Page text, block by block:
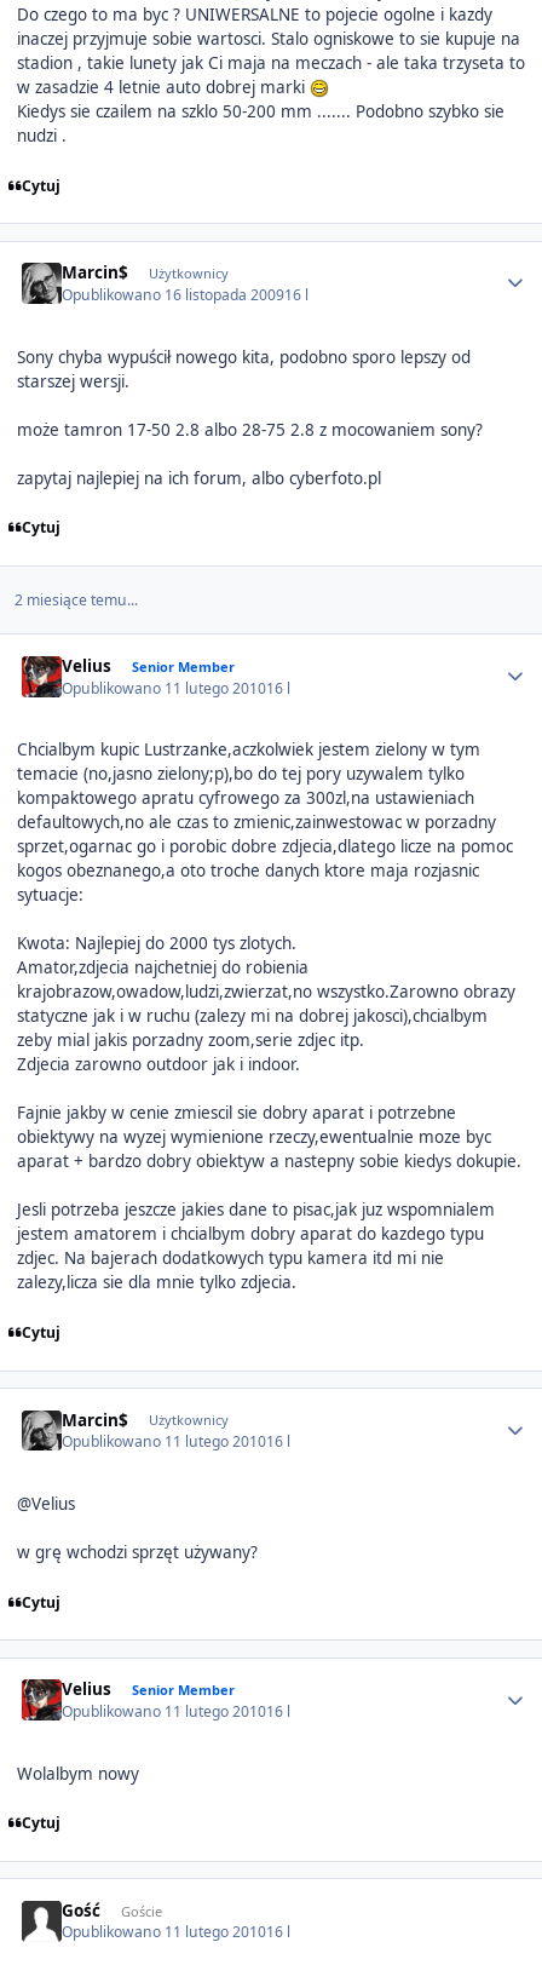
Do czego to ma byc ? UNIWERSALNE to pojecie ogolne i kazdy
inaczej przyjmuje sobie wartosci. Stalo ogniskowe to sie kupuje na
stadion , takie lunety jak Ci maja na meczach - ale taka trzyseta to
w zasadzie 4 letnie auto dobrej marki
Kiedys sie czailem na szklo 50-200 mm ....... Podobno szybko sie
nudzi .
Cytuj
Marcin$ Użytkownicy
Opublikowano 16 listopada 200916 l
Sony chyba wypuścił nowego kita, podobno sporo lepszy od
starszej wersji.
może tamron 17-50 2.8 albo 28-75 2.8 z mocowaniem sony?
zapytaj najlepiej na ich forum, albo cyberfoto.pl
Cytuj
2 miesiące temu...
Velius Senior Member
Opublikowano 11 lutego 201016 l
Chcialbym kupic Lustrzanke,aczkolwiek jestem zielony w tym
temacie (no,jasno zielony;p),bo do tej pory uzywalem tylko
kompaktowego apratu cyfrowego za 300zl,na ustawieniach
defaultowych,no ale czas to zmienic,zainwestowac w porzadny
sprzet,ogarnac go i porobic dobre zdjecia,dlatego licze na pomoc
kogos obeznanego,a oto troche danych ktore maja rozjasnic
sytuacje:
Kwota: Najlepiej do 2000 tys zlotych.
Amator,zdjecia najchetniej do robienia
krajobrazow,owadow,ludzi,zwierzat,no wszystko.Zarowno obrazy
statyczne jak i w ruchu (zalezy mi na dobrej jakosci),chcialbym
zeby mial jakis porzadny zoom,serie zdjec itp.
Zdjecia zarowno outdoor jak i indoor.
Fajnie jakby w cenie zmiescil sie dobry aparat i potrzebne
obiektywy na wyzej wymienione rzeczy,ewentualnie moze byc
aparat + bardzo dobry obiektyw a nastepny sobie kiedys dokupie.
Jesli potrzeba jeszcze jakies dane to pisac,jak juz wspomnialem
jestem amatorem i chcialbym dobry aparat do kazdego typu
zdjec. Na bajerach dodatkowych typu kamera itd mi nie
zalezy,licza sie dla mnie tylko zdjecia.
Cytuj
Marcin$ Użytkownicy
Opublikowano 11 lutego 201016 l
@Velius
w grę wchodzi sprzęt używany?
Cytuj
Velius Senior Member
Opublikowano 11 lutego 201016 l
Wolalbym nowy
Cytuj
Gość Goście
Opublikowano 11 lutego 201016 l